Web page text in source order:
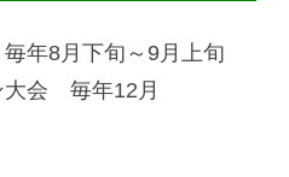
年8月下旬～9月上旬
大会 毎年12月